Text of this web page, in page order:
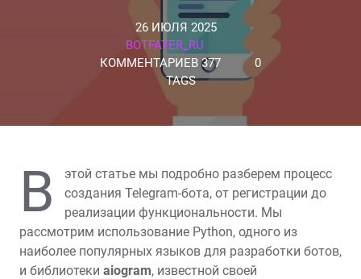
26 ИЮЛЯ 2025
BOTFATER_RU
КОММЕНТАРИЕВ 377
0
TAGS
В
этой статье мы подробно разберем процесс
создания Telegram-бота, от регистрации до
реализации функциональности. Мы
рассмотрим использование Python, одного из
наиболее популярных языков для разработки ботов,
и библиотеки aiogram, известной своей